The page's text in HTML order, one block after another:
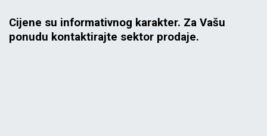
Cijene su informativnog karakter. Za Vašu
ponudu kontaktirajte sektor prodaje.